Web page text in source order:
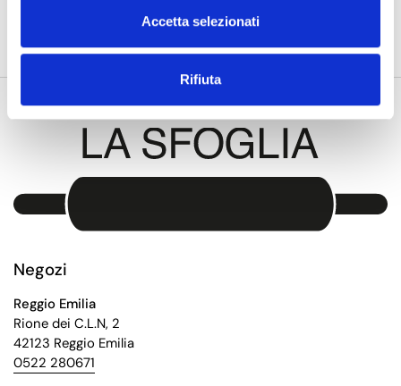
Accetta selezionati
Rifiuta
Negozi
Reggio Emilia
Rione dei C.L.N, 2
42123 Reggio Emilia
0522 280671